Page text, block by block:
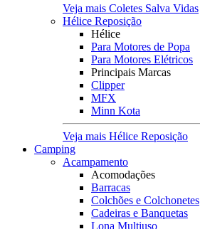
Veja mais Coletes Salva Vidas
Hélice Reposição
Hélice
Para Motores de Popa
Para Motores Elétricos
Principais Marcas
Clipper
MFX
Minn Kota
Veja mais Hélice Reposição
Camping
Acampamento
Acomodações
Barracas
Colchões e Colchonetes
Cadeiras e Banquetas
Lona Multiuso